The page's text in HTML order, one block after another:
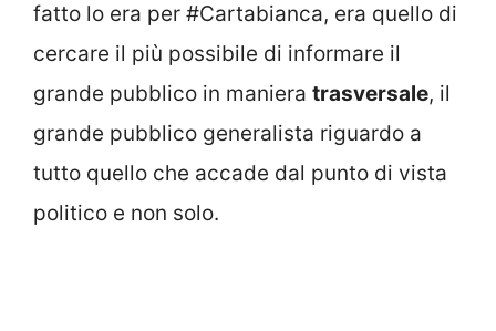
fatto lo era per #Cartabianca, era quello di
cercare il più possibile di informare il
grande pubblico in maniera trasversale, il
grande pubblico generalista riguardo a
tutto quello che accade dal punto di vista
politico e non solo.